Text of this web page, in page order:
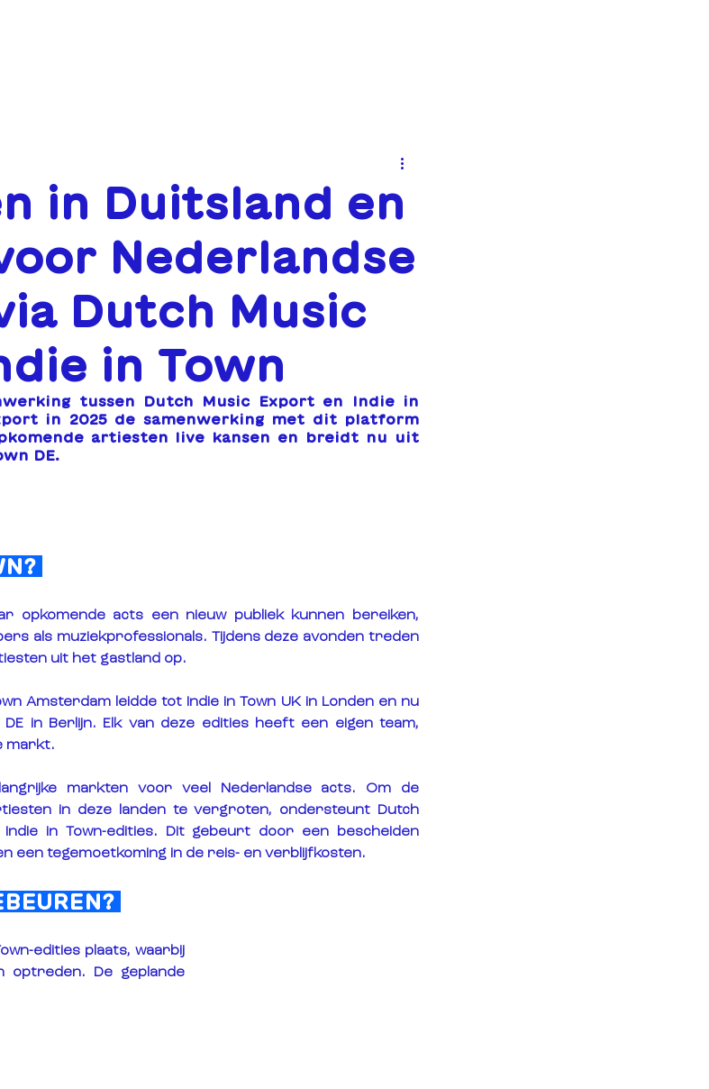
in Duitsland en
Nederlandse
Dutch Music
in Town
tussen Dutch Music Export en Indie in
in 2025 de samenwerking met dit platform
artiesten live kansen en breidt nu uit
DE.
opkomende acts een nieuw publiek kunnen bereiken,
als muziekprofessionals. Tijdens deze avonden treden
uit het gastland op.
Amsterdam leidde tot Indie in Town UK in Londen en nu
DE in Berlijn. Elk van deze edities heeft een eigen team,
markt.
markten voor veel Nederlandse acts. Om de
in deze landen te vergroten, ondersteunt Dutch
in Town-edities. Dit gebeurt door een bescheiden
een tegemoetkoming in de reis- en verblijfkosten.
edities plaats, waarbij
optreden. De geplande